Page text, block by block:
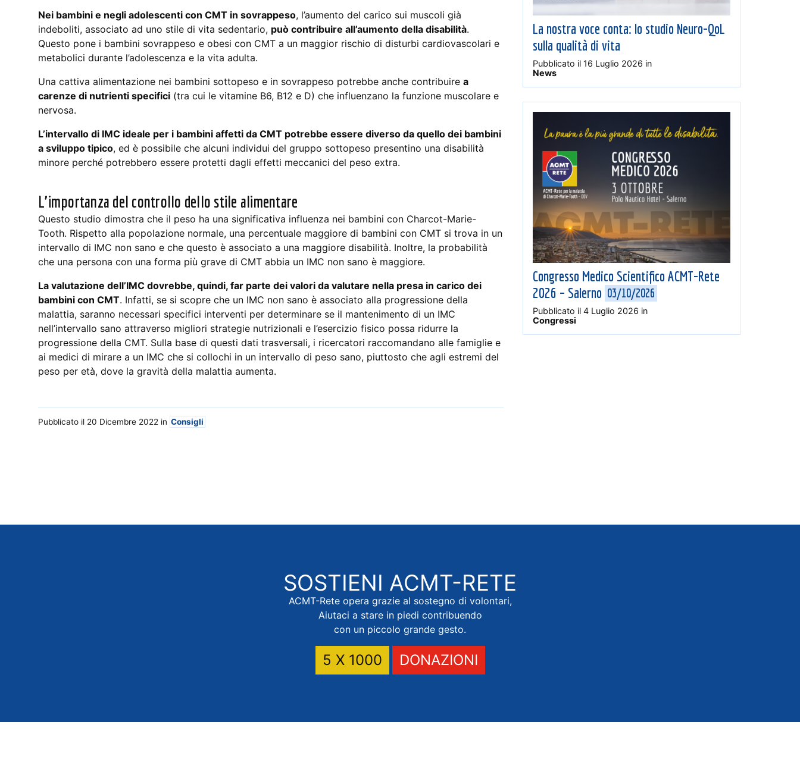
Nei bambini e negli adolescenti con CMT in sovrappeso, l’aumento del carico sui muscoli già
indeboliti, associato ad uno stile di vita sedentario, può contribuire all’aumento della disabilità.
Questo pone i bambini sovrappeso e obesi con CMT a un maggior rischio di disturbi cardiovascolari e
metabolici durante l’adolescenza e la vita adulta.
Una cattiva alimentazione nei bambini sottopeso e in sovrappeso potrebbe anche contribuire a
carenze di nutrienti specifici (tra cui le vitamine B6, B12 e D) che influenzano la funzione muscolare e
nervosa.
L’intervallo di IMC ideale per i bambini affetti da CMT potrebbe essere diverso da quello dei bambini
a sviluppo tipico, ed è possibile che alcuni individui del gruppo sottopeso presentino una disabilità
minore perché potrebbero essere protetti dagli effetti meccanici del peso extra.
L’importanza del controllo dello stile alimentare
Questo studio dimostra che il peso ha una significativa influenza nei bambini con Charcot-Marie-
Tooth. Rispetto alla popolazione normale, una percentuale maggiore di bambini con CMT si trova in un
intervallo di IMC non sano e che questo è associato a una maggiore disabilità. Inoltre, la probabilità
che una persona con una forma più grave di CMT abbia un IMC non sano è maggiore.
La valutazione dell’IMC dovrebbe, quindi, far parte dei valori da valutare nella presa in carico dei
bambini con CMT. Infatti, se si scopre che un IMC non sano è associato alla progressione della
malattia, saranno necessari specifici interventi per determinare se il mantenimento di un IMC
nell’intervallo sano attraverso migliori strategie nutrizionali e l’esercizio fisico possa ridurre la
progressione della CMT. Sulla base di questi dati trasversali, i ricercatori raccomandano alle famiglie e
ai medici di mirare a un IMC che si collochi in un intervallo di peso sano, piuttosto che agli estremi del
peso per età, dove la gravità della malattia aumenta.
Pubblicato il 20 Dicembre 2022 in Consigli
La nostra voce conta: lo studio Neuro-QoL
sulla qualità di vita
Pubblicato il 16 Luglio 2026 in
News
Congresso Medico Scientifico ACMT-Rete
2026 – Salerno 03/10/2026
Pubblicato il 4 Luglio 2026 in
Congressi
SOSTIENI ACMT-RETE
ACMT-Rete opera grazie al sostegno di volontari,
Aiutaci a stare in piedi contribuendo
con un piccolo grande gesto.
5 X 1000 DONAZIONI